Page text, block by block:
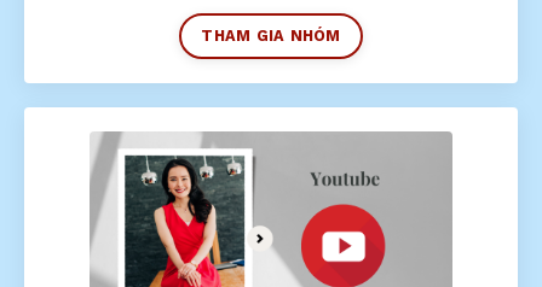
THAM GIA NHÓM